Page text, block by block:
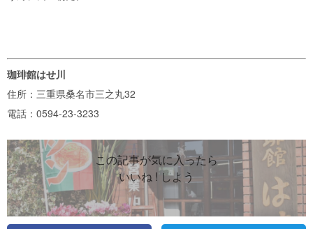
珈琲館はせ川
住所：三重県桑名市三之丸32
電話：0594-23-3233
この記事が気に入ったら
いいね ! しよう